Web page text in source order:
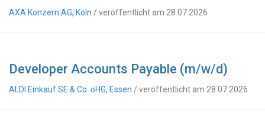
AXA Konzern AG, Köln / veröffentlicht am 28.07.2026
Developer Accounts Payable (m/w/d)
ALDI Einkauf SE & Co. oHG, Essen / veröffentlicht am 28.07.2026